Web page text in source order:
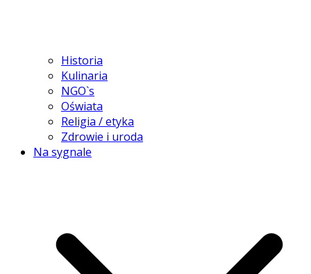
Historia
Kulinaria
NGO`s
Oświata
Religia / etyka
Zdrowie i uroda
Na sygnale